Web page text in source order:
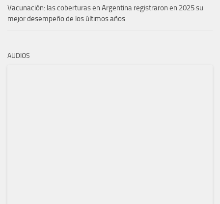
Vacunación: las coberturas en Argentina registraron en 2025 su
mejor desempeño de los últimos años
AUDIOS